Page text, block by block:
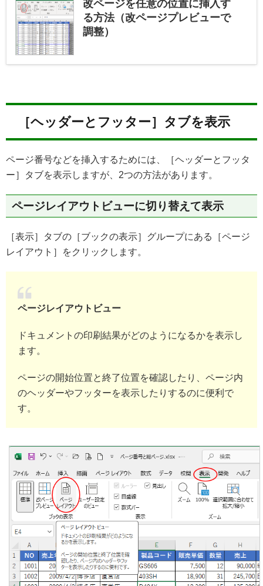
改ページを任意の位置に挿入す
る方法（改ページプレビューで
調整）
［ヘッダーとフッター］タブを表示
ページ番号などを挿入するためには、［ヘッダーとフッタ
ー］タブを表示しますが、2つの方法があります。
ページレイアウトビューに切り替えて表示
［表示］タブの［ブックの表示］グループにある［ページ
レイアウト］をクリックします。
ページレイアウトビュー
ドキュメントの印刷結果がどのようになるかを表示し
ます。
ページの開始位置と終了位置を確認したり、ページ内
のヘッダーやフッターを表示したりするのに便利で
す。